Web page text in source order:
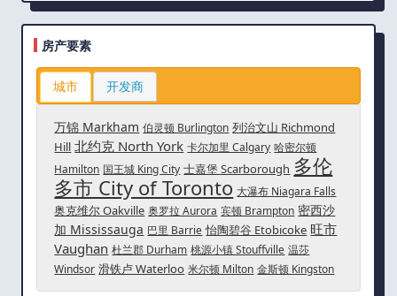
房产要素
城市 开发商
万锦 Markham 伯灵顿 Burlington 列治文山 Richmond
Hill 北约克 North York 卡尔加里 Calgary 哈密尔顿
Hamilton 国王城 King City 士嘉堡 Scarborough 多伦
多市 City of Toronto 大瀑布 Niagara Falls
奥克维尔 Oakville 奥罗拉 Aurora 宾顿 Brampton 密西沙
加 Mississauga 巴里 Barrie 怡陶碧谷 Etobicoke 旺市
Vaughan 杜兰郡 Durham 桃源小镇 Stouffville 温莎
Windsor 滑铁卢 Waterloo 米尔顿 Milton 金斯顿 Kingston